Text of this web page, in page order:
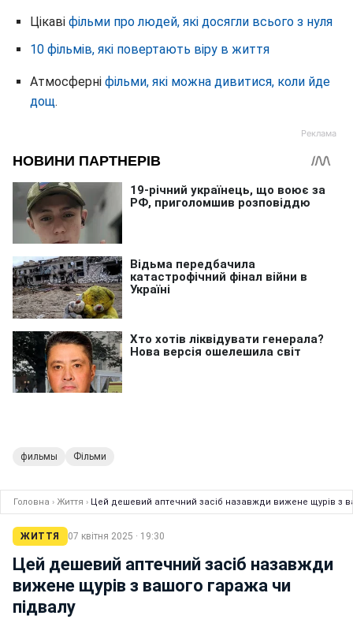
Цікаві фільми про людей, які досягли всього з нуля
10 фільмів, які повертають віру в життя
Атмосферні фільми, які можна дивитися, коли йде
дощ.
фильмы Фільми
Головна › Життя › Цей дешевий аптечний засіб назавжди вижене щурів з
ЖИТТЯ 07 квітня 2025 · 19:30
Цей дешевий аптечний засіб назавжди
вижене щурів з вашого гаража чи
підвалу